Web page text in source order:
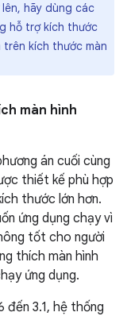
hãy dùng các
hỗ trợ kích thước
kích thước màn
màn hình
án cuối cùng
thiết kế phù hợp
thước lớn hơn.
ứng dụng chạy vì
tốt cho người
thích màn hình
ứng dụng.
đến 3.1, hệ thống